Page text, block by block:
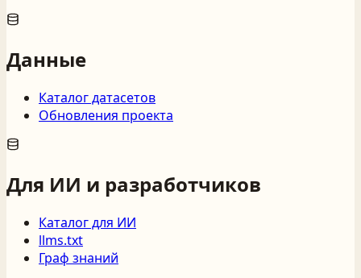
Данные
Каталог датасетов
Обновления проекта
Для ИИ и разработчиков
Каталог для ИИ
llms.txt
Граф знаний